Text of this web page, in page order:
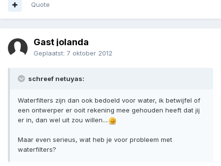
Quote
Gast jolanda
Geplaatst: 7 oktober 2012
schreef netuyas:
Waterfilters zijn dan ook bedoeld voor water, ik betwijfel of
een ontwerper er ooit rekening mee gehouden heeft dat jij
er in, dan wel uit zou willen....
Maar even serieus, wat heb je voor probleem met
waterfilters?